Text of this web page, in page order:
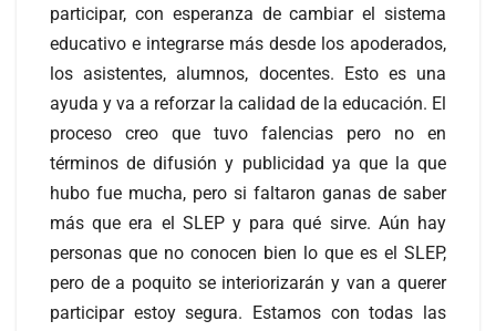
participar, con esperanza de cambiar el sistema
educativo e integrarse más desde los apoderados,
los asistentes, alumnos, docentes. Esto es una
ayuda y va a reforzar la calidad de la educación. El
proceso creo que tuvo falencias pero no en
términos de difusión y publicidad ya que la que
hubo fue mucha, pero si faltaron ganas de saber
más que era el SLEP y para qué sirve. Aún hay
personas que no conocen bien lo que es el SLEP,
pero de a poquito se interiorizarán y van a querer
participar estoy segura. Estamos con todas las